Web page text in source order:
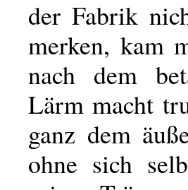
der Fabrik
merken, kam
nach dem
Lärm macht
ganz dem
ohne sich